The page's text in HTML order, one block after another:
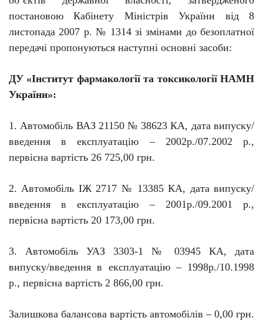
постановою Кабінету Міністрів України від 8
листопада 2007 р. № 1314 зі змінами до безоплатної
передачі пропонуються наступні основні засоби:
ДУ «Інститут фармакології та токсикології НАМН
України»:
1. Автомобіль ВАЗ 21150 № 38623 КА, дата випуску/
введення в експлуатацію – 2002р./07.2002 р.,
первісна вартість 26 725,00 грн.
2. Автомобіль ІЖ 2717 № 13385 КА, дата випуску/
введення в експлуатацію – 2001р./09.2001 р.,
первісна вартість 20 173,00 грн.
3. Автомобіль УАЗ 3303-1 № 03945 КА, дата
випуску/введення в експлуатацію – 1998р./10.1998
р., первісна вартість 2 866,00 грн.
Залишкова балансова вартість автомобілів – 0,00 грн.